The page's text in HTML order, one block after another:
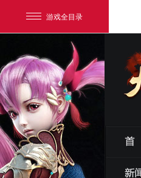
游戏全目录
网易游戏